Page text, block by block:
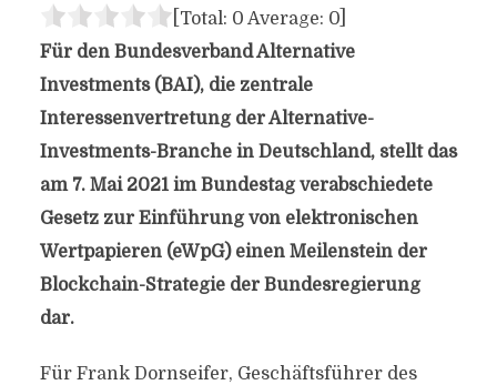
[Total: 0 Average: 0]
Für den Bundesverband Alternative
Investments (BAI), die zentrale
Interessenvertretung der Alternative-
Investments-Branche in Deutschland, stellt das
am 7. Mai 2021 im Bundestag verabschiedete
Gesetz zur Einführung von elektronischen
Wertpapieren (eWpG) einen Meilenstein der
Blockchain-Strategie der Bundesregierung
dar.
Für Frank Dornseifer, Geschäftsführer des